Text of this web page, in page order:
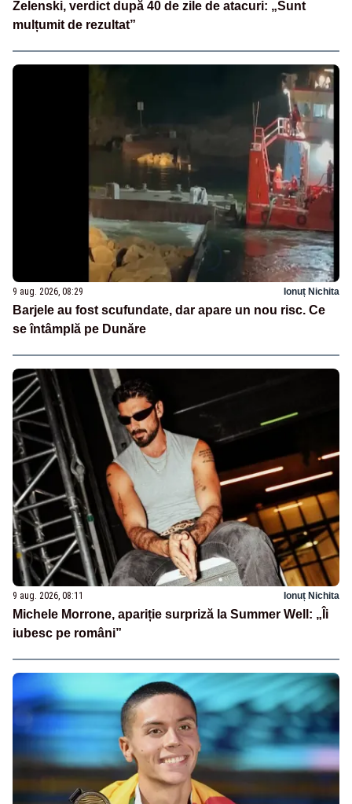
Zelenski, verdict după 40 de zile de atacuri: „Sunt
mulțumit de rezultat”
9 aug. 2026, 08:29 Ionuț Nichita
Barjele au fost scufundate, dar apare un nou risc. Ce
se întâmplă pe Dunăre
9 aug. 2026, 08:11 Ionuț Nichita
Michele Morrone, apariție surpriză la Summer Well: „Îi
iubesc pe români”